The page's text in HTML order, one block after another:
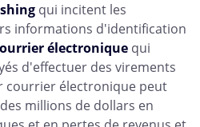
qui incitent les
informations d'identification
électronique qui
d'effectuer des virements
courrier électronique peut
millions de dollars en